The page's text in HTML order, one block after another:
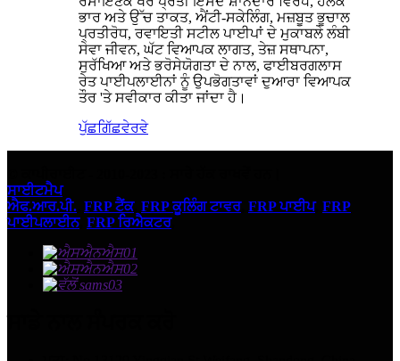
ਭਾਰ ਅਤੇ ਉੱਚ ਤਾਕਤ, ਐਂਟੀ-ਸਕੇਲਿੰਗ, ਮਜ਼ਬੂਤ ​​ਭੂਚਾਲ
ਪ੍ਰਤੀਰੋਧ, ਰਵਾਇਤੀ ਸਟੀਲ ਪਾਈਪਾਂ ਦੇ ਮੁਕਾਬਲੇ ਲੰਬੀ
ਸੇਵਾ ਜੀਵਨ, ਘੱਟ ਵਿਆਪਕ ਲਾਗਤ, ਤੇਜ਼ ਸਥਾਪਨਾ,
ਸੁਰੱਖਿਆ ਅਤੇ ਭਰੋਸੇਯੋਗਤਾ ਦੇ ਨਾਲ, ਫਾਈਬਰਗਲਾਸ
ਰੇਤ ਪਾਈਪਲਾਈਨਾਂ ਨੂੰ ਉਪਭੋਗਤਾਵਾਂ ਦੁਆਰਾ ਵਿਆਪਕ
ਤੌਰ 'ਤੇ ਸਵੀਕਾਰ ਕੀਤਾ ਜਾਂਦਾ ਹੈ।
ਪੁੱਛਗਿੱਛਵੇਰਵੇ
ਸਾਈਟਮੈਪ
ਐਫ.ਆਰ.ਪੀ. FRP ਟੈਂਕ, FRP ਕੂਲਿੰਗ ਟਾਵਰ, FRP ਪਾਈਪ, FRP
ਪਾਈਪਲਾਈਨ, FRP ਰਿਐਕਟਰ,